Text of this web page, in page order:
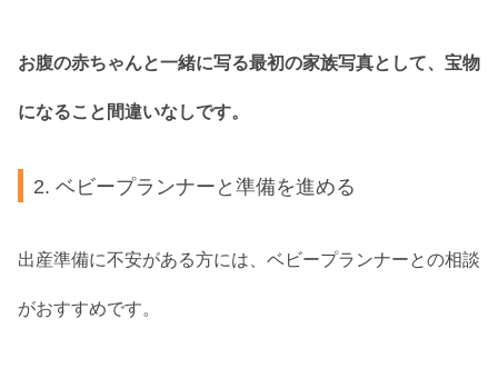
お腹の赤ちゃんと一緒に写る最初の家族写真として、宝物
になること間違いなしです。
2. ベビープランナーと準備を進める
出産準備に不安がある方には、ベビープランナーとの相談
がおすすめです。